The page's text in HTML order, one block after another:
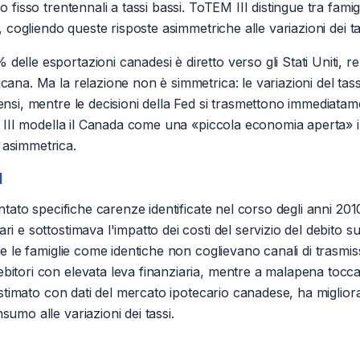
fisso trentennali a tassi bassi. ToTEM III distingue tra
queste risposte asimmetriche alle variazioni dei
delle esportazioni canadesi è diretto verso gli Stati Uniti,
Ma la relazione non è simmetrica: le variazioni del
mentre le decisioni della Fed si trasmettono
modella il Canada come una «piccola economia
specifiche carenze identificate nel corso degli anni
e sottostimava l'impatto dei costi del servizio del debito
famiglie come identiche non coglievano canali di
con elevata leva finanziaria, mentre a malapena
con dati del mercato ipotecario canadese, ha
alle variazioni dei tassi.